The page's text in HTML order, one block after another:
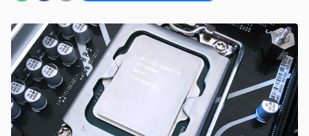
Uso e Política de Privacidade do Canaltech.